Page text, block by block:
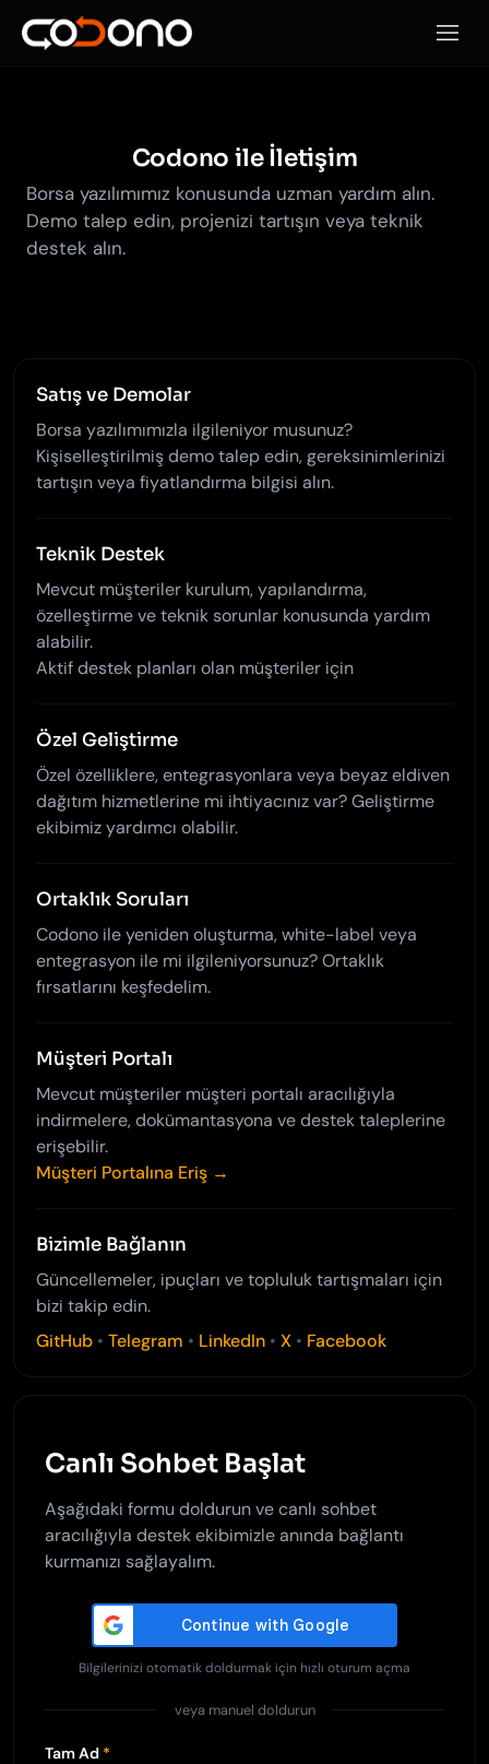
Mobil
Codono ile İletişim
Borsa yazılımımız konusunda uzman yardım alın.
Demo talep edin, projenizi tartışın veya teknik
destek alın.
Satış ve Demolar
Borsa yazılımımızla ilgileniyor musunuz?
Kişiselleştirilmiş demo talep edin, gereksinimlerinizi
tartışın veya fiyatlandırma bilgisi alın.
Teknik Destek
Mevcut müşteriler kurulum, yapılandırma,
özelleştirme ve teknik sorunlar konusunda yardım
alabilir.
Aktif destek planları olan müşteriler için
Özel Geliştirme
Özel özelliklere, entegrasyonlara veya beyaz eldiven
dağıtım hizmetlerine mi ihtiyacınız var? Geliştirme
ekibimiz yardımcı olabilir.
Ortaklık Soruları
Codono ile yeniden oluşturma, white-label veya
entegrasyon ile mi ilgileniyorsunuz? Ortaklık
fırsatlarını keşfedelim.
Müşteri Portalı
Mevcut müşteriler müşteri portalı aracılığıyla
indirmelere, dokümantasyona ve destek taleplerine
erişebilir.
Müşteri Portalına Eriş →
Bizimle Bağlanın
Güncellemeler, ipuçları ve topluluk tartışmaları için
bizi takip edin.
GitHub • Telegram • LinkedIn • X • Facebook
Canlı Sohbet Başlat
Aşağıdaki formu doldurun ve canlı sohbet
aracılığıyla destek ekibimizle anında bağlantı
kurmanızı sağlayalım.
Bilgilerinizi otomatik doldurmak için hızlı oturum açma
veya manuel doldurun
Tam Ad *